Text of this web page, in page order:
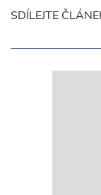
SDÍLEJTE